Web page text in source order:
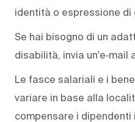
identità o espressione di
Se hai bisogno di un
disabilità, invia un'e‑mail
Le fasce salariali e i
variare in base alla
compensare i